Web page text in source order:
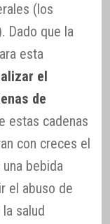
(los
Dado que la
esta
el
de
estas cadenas
con creces el
bebida
el abuso de
salud